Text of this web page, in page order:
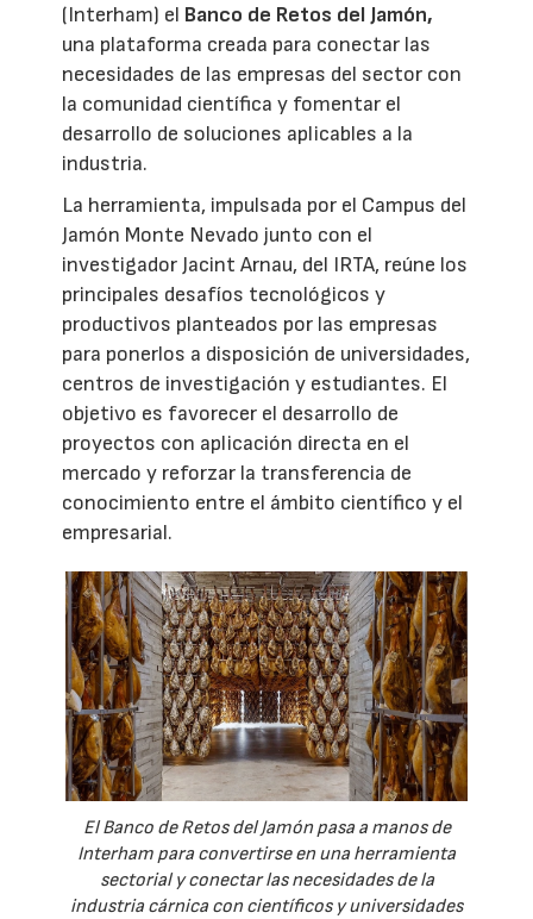
(Interham) el Banco de Retos del Jamón,
una plataforma creada para conectar las
necesidades de las empresas del sector con
la comunidad científica y fomentar el
desarrollo de soluciones aplicables a la
industria.
La herramienta, impulsada por el Campus del
Jamón Monte Nevado junto con el
investigador Jacint Arnau, del IRTA, reúne los
principales desafíos tecnológicos y
productivos planteados por las empresas
para ponerlos a disposición de universidades,
centros de investigación y estudiantes. El
objetivo es favorecer el desarrollo de
proyectos con aplicación directa en el
mercado y reforzar la transferencia de
conocimiento entre el ámbito científico y el
empresarial.
El Banco de Retos del Jamón pasa a manos de
Interham para convertirse en una herramienta
sectorial y conectar las necesidades de la
industria cárnica con científicos y universidades